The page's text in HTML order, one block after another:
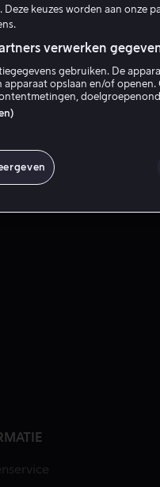
Zelf
Deze keuzes worden aan onze
verwerken
gebruiken. De
apparaat opslaan en/of